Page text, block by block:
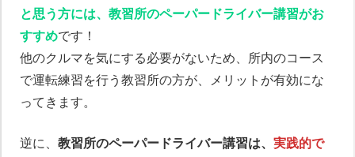
と思う方には、教習所のペーパードライバー講習がお
すすめです！
他のクルマを気にする必要がないため、所内のコース
で運転練習を行う教習所の方が、メリットが有効にな
ってきます。
逆に、 教習所のペーパードライバー講習は、 実践的で